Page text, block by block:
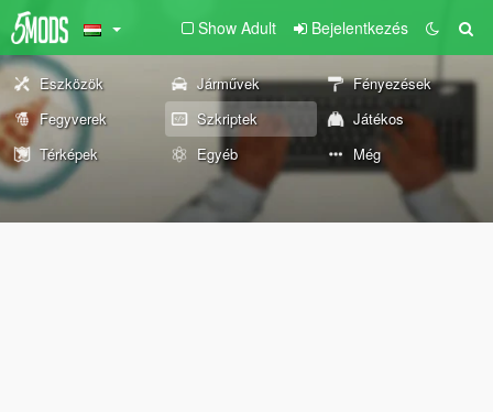
Show Adult Bejelentkezés
Eszközök Járművek
Fényezések
Fegyverek
Szkriptek
Játékos
Térképek
Egyéb Még